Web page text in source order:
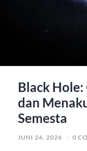
Black
dan
Semesta
JUNI 24, 2026 / 0